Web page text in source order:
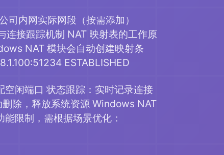
内网实际网段（按需添加）
接跟踪机制 NAT 映射表的工作原
NAT 模块会自动创建映射条
ESTABLISHED
闲端口 状态跟踪：实时记录连接
除，释放系统资源 Windows NAT
限制，需根据场景优化：